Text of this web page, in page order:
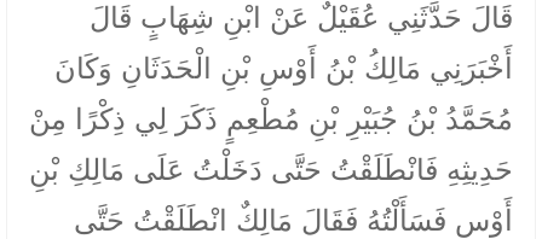
قَالَ حَدَّثَنِي عُقَيْلٌ عَنْ ابْنِ شِهَابٍ قَالَ
أَخْبَرَنِي مَالِكُ بْنُ أَوْسِ بْنِ الْحَدَثَانِ وَكَانَ
مُحَمَّدُ بْنُ جُبَيْرِ بْنِ مُطْعِمٍ ذَكَرَ لِي ذِكْرًا مِنْ
حَدِيثِهِ فَانْطَلَقْتُ حَتَّى دَخَلْتُ عَلَى مَالِكِ بْنِ
أَوْسٍ فَسَأَلْتُهُ فَقَالَ مَالِكٌ انْطَلَقْتُ حَتَّى